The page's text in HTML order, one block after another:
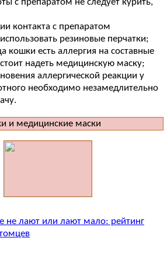
с препаратом не следует курить,
контакта с препаратом
резиновые перчатки;
кошки есть аллергия на составные
стоит надеть медицинскую маску;
аллергической реакции у
необходимо незамедлительно
не лают или лают мало: рейтинг